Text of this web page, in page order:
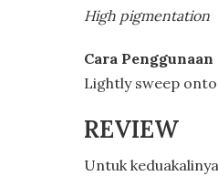
High pigmentation
Cara Penggunaan
Lightly sweep
REVIEW
Untuk